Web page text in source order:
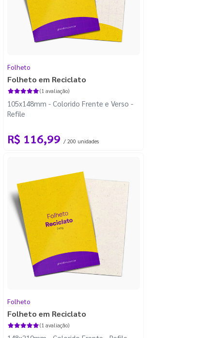
Folheto
Folheto em Reciclato
(1 avaliação)
105x148mm - Colorido Frente e Verso -
Refile
R$ 116,99 / 200 unidades
Folheto
Folheto em Reciclato
(1 avaliação)